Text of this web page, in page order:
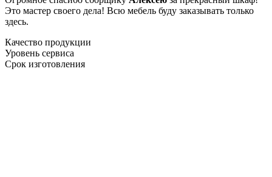
Это мастер своего дела! Всю мебель буду заказывать только
здесь.
Качество продукции
Уровень сервиса
Срок изготовления